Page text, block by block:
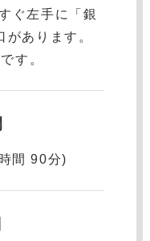
ぐ左手に「銀
あります。
す。
間 90分)